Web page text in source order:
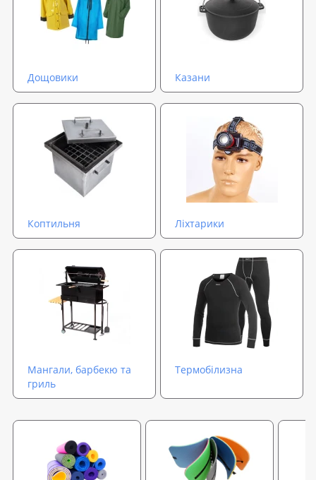
Дощовики Казани
Коптильня Ліхтарики
Мангали, барбекю та
гриль
Термобілизна